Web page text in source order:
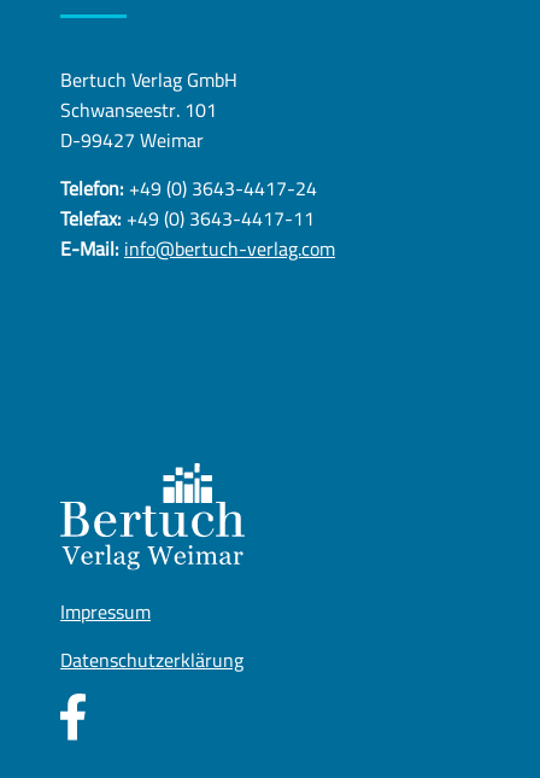
Bertuch Verlag GmbH
Schwanseestr. 101
D-99427 Weimar
Telefon:+49 (0) 3643-4417-24
Telefax:+49 (0) 3643-4417-11
E-Mail:info@bertuch-verlag.com
Impressum
Datenschutzerklärung